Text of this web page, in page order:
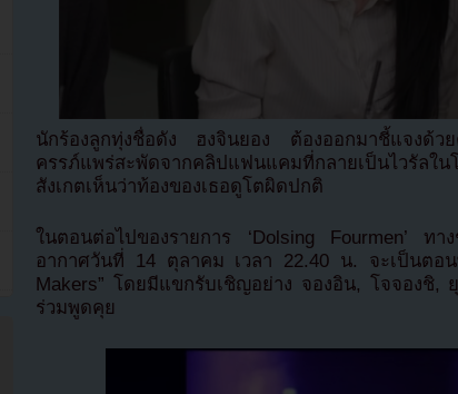
นักร้องลูกทุ่งชื่อดัง ฮงจินยอง ต้องออกมาชี้แจงด้วย
ครรภ์แพร่สะพัดจากคลิปแฟนแคมที่กลายเป็นไวรั
สังเกตเห็นว่าท้องของเธอดูโตผิดปกติ
ในตอนต่อไปของรายการ ‘Dolsing Fourmen’ ท
อากาศวันที่ 14 ตุลาคม เวลา 22.40 น. จะเป็นตอ
Makers” โดยมีแขกรับเชิญอย่าง จองอิน, โจจองชิ,
ร่วมพูดคุย